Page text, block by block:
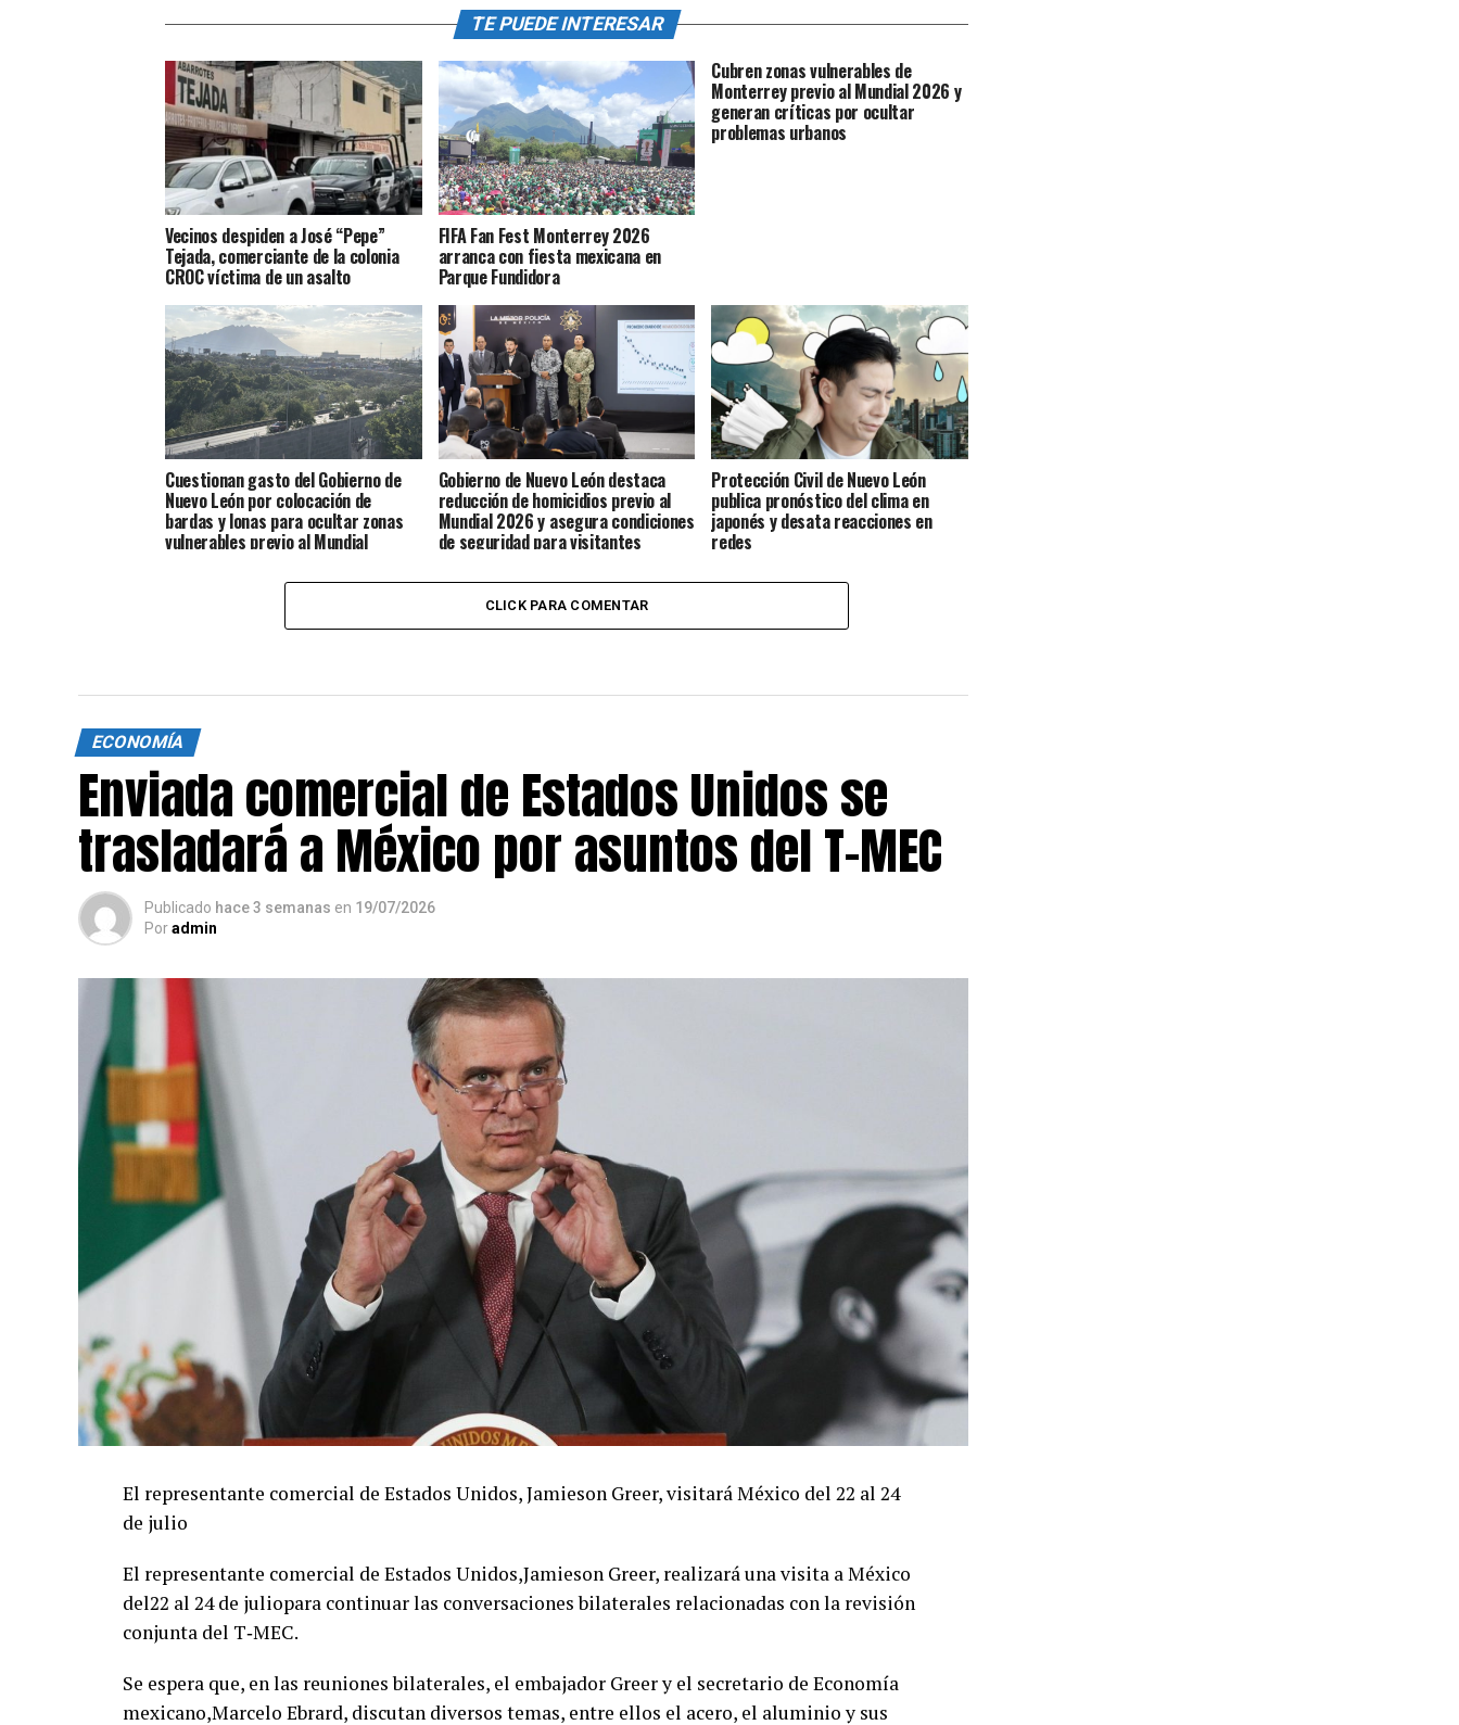
TE PUEDE INTERESAR
Vecinos despiden a José “Pepe”
Tejada, comerciante de la colonia
CROC víctima de un asalto
FIFA Fan Fest Monterrey 2026
arranca con fiesta mexicana en
Parque Fundidora
Cubren zonas vulnerables de
Monterrey previo al Mundial 2026 y
generan críticas por ocultar
problemas urbanos
Cuestionan gasto del Gobierno de
Nuevo León por colocación de
bardas y lonas para ocultar zonas
vulnerables previo al Mundial
Gobierno de Nuevo León destaca
reducción de homicidios previo al
Mundial 2026 y asegura condiciones
de seguridad para visitantes
Protección Civil de Nuevo León
publica pronóstico del clima en
japonés y desata reacciones en
redes
CLICK PARA COMENTAR
ECONOMÍA
Enviada comercial de Estados Unidos se
trasladará a México por asuntos del T-MEC
Publicado hace 3 semanas en 19/07/2026
Poradmin
El representante comercial de Estados Unidos, Jamieson Greer, visitará México del 22 al 24
de julio
El representante comercial de Estados Unidos,Jamieson Greer, realizará una visita a México
del22 al 24 de juliopara continuar las conversaciones bilaterales relacionadas con la revisión
conjunta del T‑MEC.
Se espera que, en las reuniones bilaterales, el embajador Greer y el secretario de Economía
mexicano,Marcelo Ebrard, discutan diversos temas, entre ellos el acero, el aluminio y sus